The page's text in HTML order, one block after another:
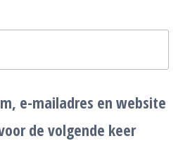
e-mailadres en website
de volgende keer